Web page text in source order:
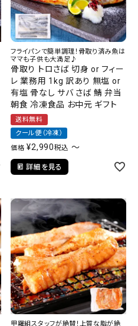
フライパンで簡単調理！骨取り済み魚は
ママも子供も大満足♪
骨取り トロさば 切身 or フィー
レ 業務用 1kg 訳あり 無塩 or
有塩 骨なし サバ さば 鯖 弁当
朝食 冷凍食品 お中元 ギフト
送料無料
クール便（冷凍）
価格 ¥2,990税込 〜
詳細を見る
甲羅組スタッフが絶賛！上質な脂が絶